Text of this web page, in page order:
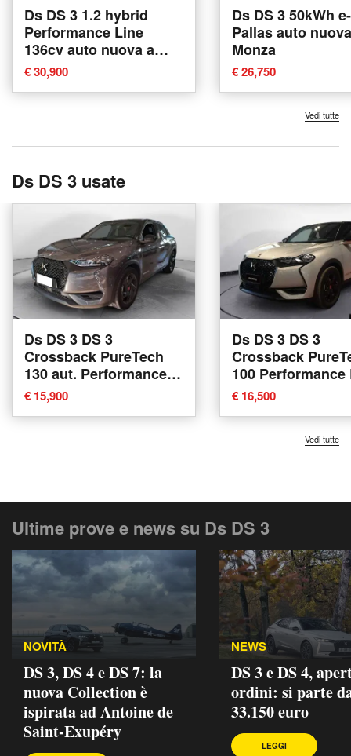
Ds DS 3 1.2 hybrid
Performance Line
136cv auto nuova a
Bologna
€ 30,900
Ds DS 3 50kWh
Pallas auto
Monza
€ 26,750
Vedi tutte
Ds DS 3 usate
Ds DS 3 DS 3
Crossback PureTech
130 aut. Performance
Line del 2021 usata a
Torino
€ 15,900
Ds DS 3 DS 3
Crossback
100 Performance
del 2023 usata a
€ 16,500
Vedi tutte
Ultime prove e news su Ds DS 3
NOVITÀ
DS 3, DS 4 e DS 7: la
nuova Collection è
ispirata ad Antoine de
Saint-Exupéry
NEWS
DS 3 e DS 4,
ordini: si parte
33.150 euro
LEGGI